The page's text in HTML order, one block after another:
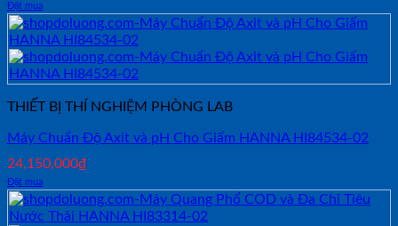
Đặt mua
THIẾT BỊ THÍ NGHIỆM PHÒNG LAB
Máy Chuẩn Độ Axit và pH Cho Giấm HANNA HI84534-02
24,150,000₫
Đặt mua